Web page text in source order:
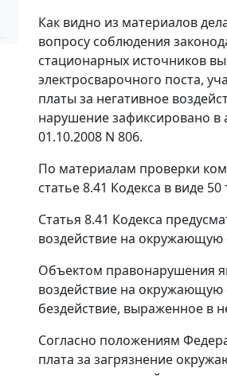
Как видно из материалов
вопросу соблюдения
стационарных источников
электросварочного поста,
платы за негативное
нарушение зафиксировано в
01.10.2008 N 806.
По материалам проверки
статье 8.41 Кодекса в виде
Статья 8.41 Кодекса
воздействие на окружающую
Объектом правонарушения
воздействие на окружающую
бездействие, выраженное в
Согласно положениям
плата за загрязнение